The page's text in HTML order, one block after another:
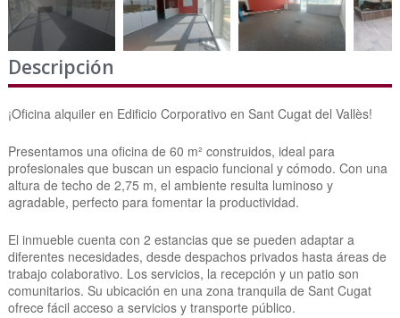
Descripción
¡Oficina alquiler en Edificio Corporativo en Sant Cugat del Vallès!
Presentamos una oficina de 60 m² construidos, ideal para
profesionales que buscan un espacio funcional y cómodo. Con una
altura de techo de 2,75 m, el ambiente resulta luminoso y
agradable, perfecto para fomentar la productividad.
El inmueble cuenta con 2 estancias que se pueden adaptar a
diferentes necesidades, desde despachos privados hasta áreas de
trabajo colaborativo. Los servicios, la recepción y un patio son
comunitarios. Su ubicación en una zona tranquila de Sant Cugat
ofrece fácil acceso a servicios y transporte público.